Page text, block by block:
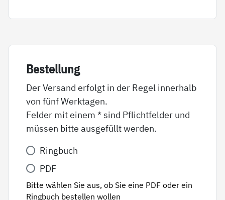
Be­stel­lung
Der Versand erfolgt in der Regel innerhalb
von fünf Werktagen.
Felder mit einem * sind Pflichtfelder und
müssen bitte ausgefüllt werden.
Variante*
Ringbuch
PDF
Bitte wählen Sie aus, ob Sie eine PDF oder ein
Ringbuch bestellen wollen